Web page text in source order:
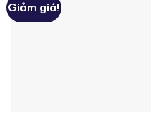
Giảm giá!